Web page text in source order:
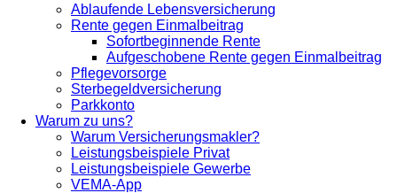
Ablaufende Lebensversicherung
Rente gegen Einmalbeitrag
Sofortbeginnende Rente
Aufgeschobene Rente gegen Einmalbeitrag
Pflegevorsorge
Sterbegeldversicherung
Parkkonto
Warum zu uns?
Warum Versicherungsmakler?
Leistungsbeispiele Privat
Leistungsbeispiele Gewerbe
VEMA-App